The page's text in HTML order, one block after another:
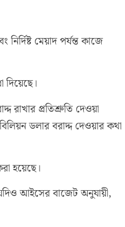
মেয়াদ পর্যন্ত কাজে
দিয়েছে।
রাখার প্রতিশ্রুতি দেওয়া
ডলার বরাদ্দ দেওয়ার কথা
হয়েছে।
আইসের বাজেট অনুযায়ী,